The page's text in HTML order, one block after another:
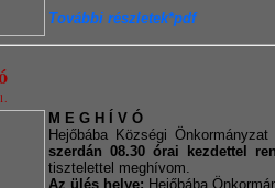
További részletek*pdf
M E G H Í V Ó
Hejőbába Községi
szerdán 08.30 órai kezdettel
tisztelettel meghívom.
Az ülés helye: Hejőbába